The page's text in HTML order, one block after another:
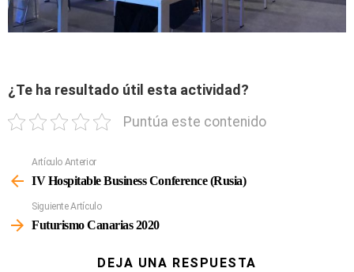
¿Te ha resultado útil esta actividad?
Puntúa este contenido
Más
Artículo Anterior
IV Hospitable Business Conference (Rusia)
Siguiente Artículo
Futurismo Canarias 2020
DEJA UNA RESPUESTA